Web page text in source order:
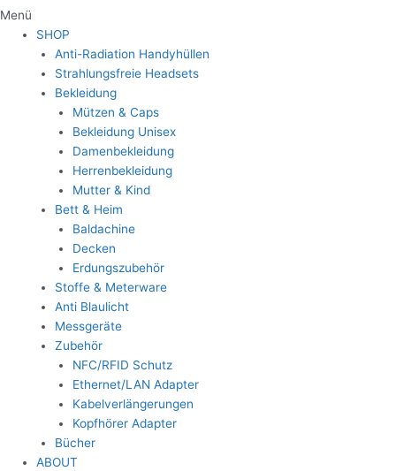
Menü
SHOP
Anti-Radiation Handyhüllen
Strahlungsfreie Headsets
Bekleidung
Mützen & Caps
Bekleidung Unisex
Damenbekleidung
Herrenbekleidung
Mutter & Kind
Bett & Heim
Baldachine
Decken
Erdungszubehör
Stoffe & Meterware
Anti Blaulicht
Messgeräte
Zubehör
NFC/RFID Schutz
Ethernet/LAN Adapter
Kabelverlängerungen
Kopfhörer Adapter
Bücher
ABOUT